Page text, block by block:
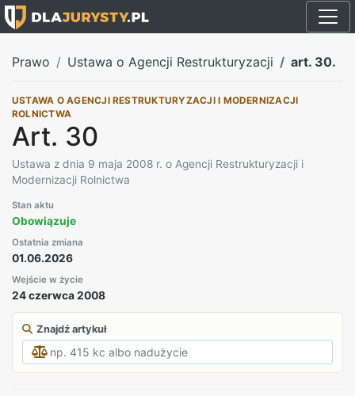
Prawo Ustawa o Agencji Restrukturyzacji art. 30.
USTAWA O AGENCJI RESTRUKTURYZACJI I MODERNIZACJI
ROLNICTWA
Art. 30
Ustawa z dnia 9 maja 2008 r. o Agencji Restrukturyzacji i
Modernizacji Rolnictwa
Stan aktu
Obowiązuje
Ostatnia zmiana
01.06.2026
Wejście w życie
24 czerwca 2008
Znajdź artykuł